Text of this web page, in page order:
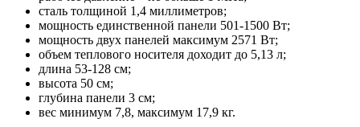
сталь толщиной 1,4 миллиметров;
мощность единственной панели 501-1500 Вт;
мощность двух панелей максимум 2571 Вт;
объем теплового носителя доходит до 5,13 л;
длина 53-128 см;
высота 50 см;
глубина панели 3 см;
вес минимум 7,8, максимум 17,9 кг.